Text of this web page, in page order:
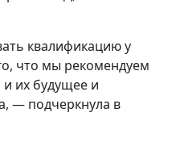
квалификацию у
что мы рекомендуем
их будущее и
— подчеркнула в